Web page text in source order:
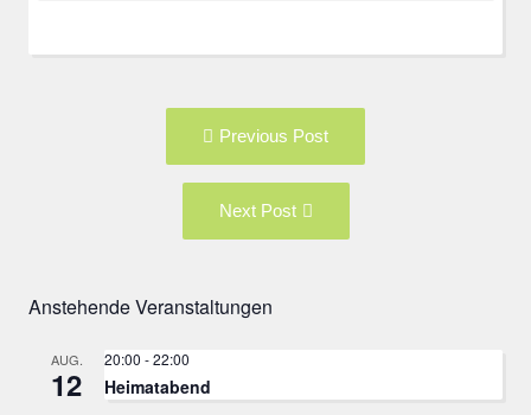
Previous Post
post:
Next Post
Post:
Anstehende Veranstaltungen
AUG.
12
20:00 -22:00
Heimatabend